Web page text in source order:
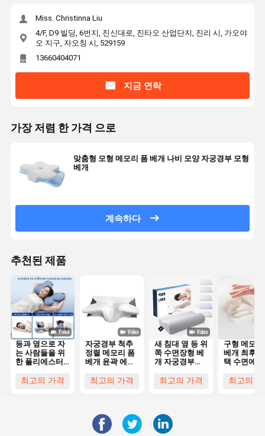
Miss. Christinna Liu
4/F, D9 빌딩, 6번지, 진신대로, 진타오 산업단지, 진리 시, 가오야
오 지구, 자오칭 시, 529159
13660404071
지금 연락
가장 저렴 한 가격 으로
맞춤형 모형 메모리 폼 베개 나비 모양 자궁경부 모형
베개
계속하다
추천된 제품
등과 옆으로 자
는 사람들을 위
한 폴리에스터
곽 메모리폼 베
최고의 가격
자궁경부 척추
정렬 메모리 폼
베개 윤곽 에르
양최고의 가격
새 침대 옆 등 위
쪽 수면장형 베
개 자궁경부
일 인체공학
최고의 가격
구형 메모리
베개 최후의
택 수면에
목과 머리
최고의